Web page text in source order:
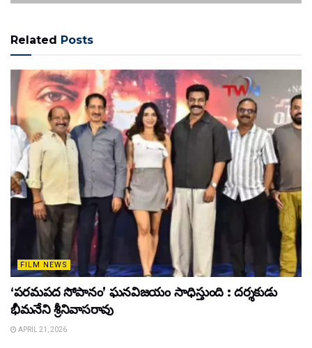
Related Posts
FILM NEWS
‘పరమపద సోపానం’ ఘనవిజయం సాధిస్తుంది : దర్శకుడు
భీమనేని శ్రీనివాసరావు
APRIL 21, 2026